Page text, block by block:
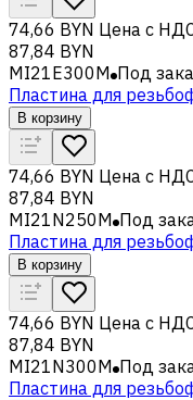
74,66 BYN Цена с
87,84 BYN
MI21E300M Под
Пластина для
В корзину
74,66 BYN Цена с
87,84 BYN
MI21N250M Под
Пластина для
В корзину
74,66 BYN Цена с
87,84 BYN
MI21N300M Под
Пластина для